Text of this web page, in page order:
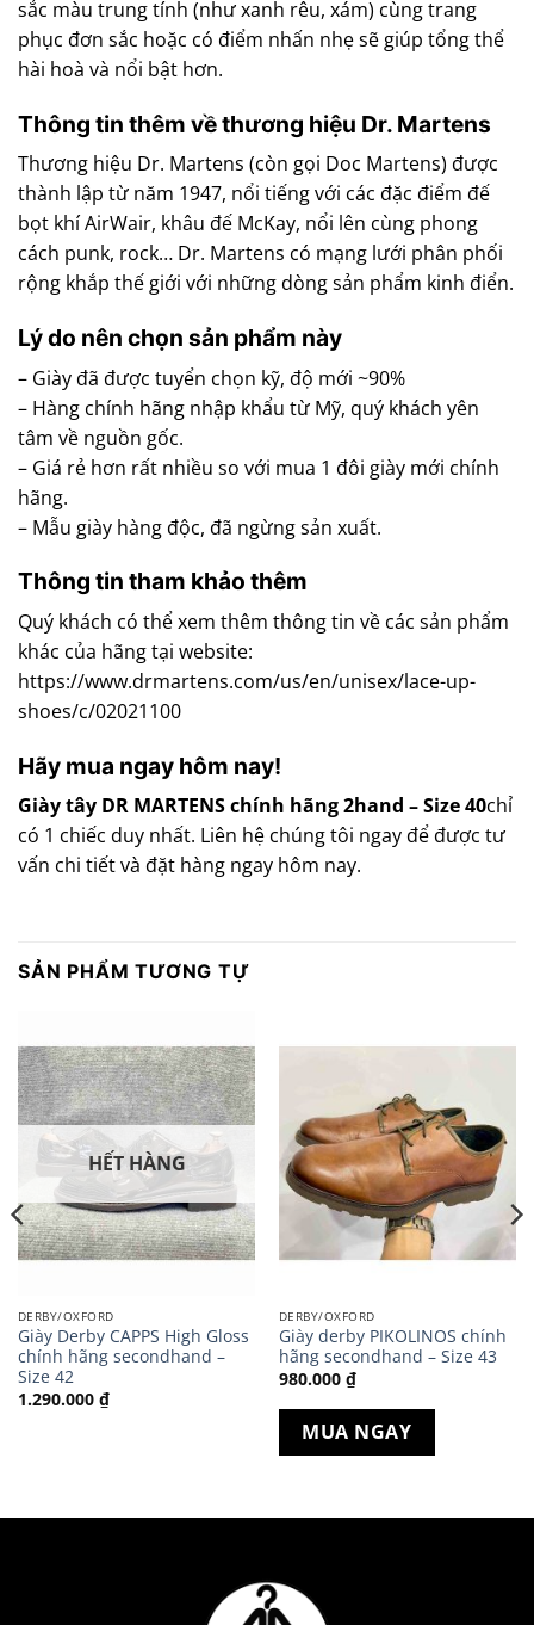
sắc màu trung tính (như xanh rêu, xám) cùng trang
phục đơn sắc hoặc có điểm nhấn nhẹ sẽ giúp tổng thể
hài hoà và nổi bật hơn.
Thông tin thêm về thương hiệu Dr. Martens
Thương hiệu Dr. Martens (còn gọi Doc Martens) được
thành lập từ năm 1947, nổi tiếng với các đặc điểm đế
bọt khí AirWair, khâu đế McKay, nổi lên cùng phong
cách punk, rock… Dr. Martens có mạng lưới phân phối
rộng khắp thế giới với những dòng sản phẩm kinh điển.
Lý do nên chọn sản phẩm này
– Giày đã được tuyển chọn kỹ, độ mới ~90%
– Hàng chính hãng nhập khẩu từ Mỹ, quý khách yên
tâm về nguồn gốc.
– Giá rẻ hơn rất nhiều so với mua 1 đôi giày mới chính
hãng.
– Mẫu giày hàng độc, đã ngừng sản xuất.
Thông tin tham khảo thêm
Quý khách có thể xem thêm thông tin về các sản phẩm
khác của hãng tại website:
https://www.drmartens.com/us/en/unisex/lace-up-
shoes/c/02021100
Hãy mua ngay hôm nay!
Giày tây DR MARTENS chính hãng 2hand – Size 40chỉ
có 1 chiếc duy nhất. Liên hệ chúng tôi ngay để được tư
vấn chi tiết và đặt hàng ngay hôm nay.
SẢN PHẨM TƯƠNG TỰ
HẾT HÀNG
DERBY/OXFORD
Giày Derby CAPPS High Gloss
chính hãng secondhand –
Size 42
1.290.000 ₫
DERBY/OXFORD
Giày derby PIKOLINOS chính
hãng secondhand – Size 43
980.000 ₫
MUA NGAY